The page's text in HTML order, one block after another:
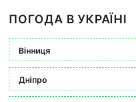
ПОГОДА В УКРАЇНІ
Вінниця
Дніпро